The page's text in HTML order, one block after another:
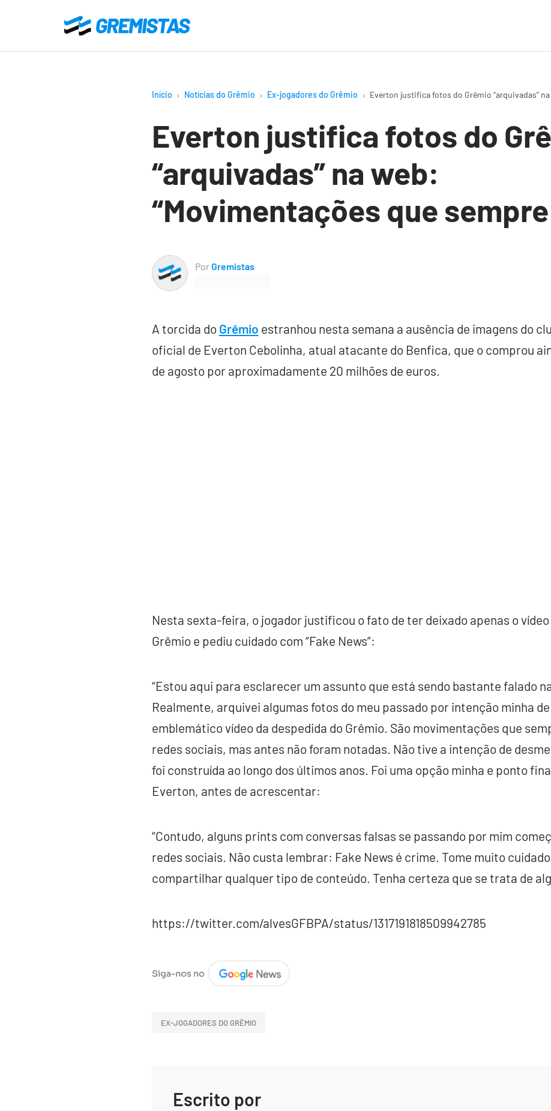
o
Gremistas
Início Notícias do Grêmio Ex-jogadores do Grêmio Everton justifica fotos do Grêmio “arquivadas” na
Everton justifica fotos do
“arquivadas” na web:
“Movimentações que
PorGremistas
A torcida do Grêmio estranhou nesta semana a ausência de imagens do
oficial de Everton Cebolinha, atual atacante do Benfica, que o comprou
de agosto por aproximadamente 20 milhões de euros.
Nesta sexta-feira, o jogador justificou o fato de ter deixado apenas o
Grêmio e pediu cuidado com “Fake News”:
“Estou aqui para esclarecer um assunto que está sendo bastante falado
Realmente, arquivei algumas fotos do meu passado por intenção minha
emblemático vídeo da despedida do Grêmio. São movimentações que
redes sociais, mas antes não foram notadas. Não tive a intenção de
foi construída ao longo dos últimos anos. Foi uma opção minha e ponto
Everton, antes de acrescentar:
“Contudo, alguns prints com conversas falsas se passando por mim
redes sociais. Não custa lembrar: Fake News é crime. Tome muito
compartilhar qualquer tipo de conteúdo. Tenha certeza que se trata de
https://twitter.com/alvesGFBPA/status/1317191818509942785
EX-JOGADORES DO GRÊMIO
Escrito por